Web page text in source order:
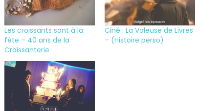
Les croissants sont à la
fête – 40 ans de la
Croissanterie
Ciné : La Voleuse de Livres
– (Histoire perso)